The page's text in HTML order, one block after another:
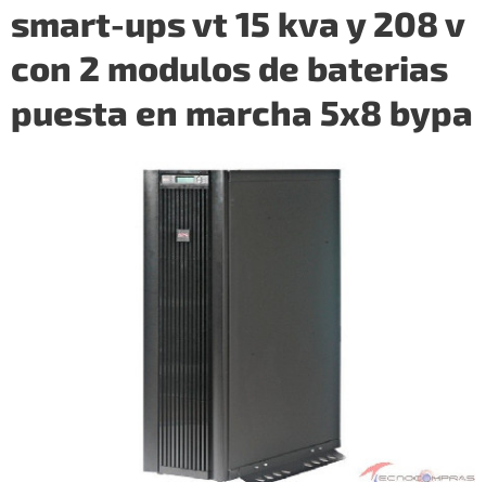
smart-ups vt 15 kva y 208 v
con 2 modulos de baterias
puesta en marcha 5x8 bypa